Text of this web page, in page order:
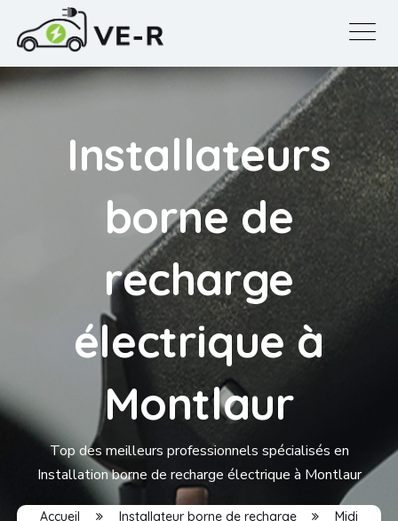
Installateurs
borne de
recharge
électrique à
Montlaur
Top des meilleurs professionnels spécialisés en
Installation borne de recharge électrique à Montlaur
Accueil Installateur borne de recharge
Midi